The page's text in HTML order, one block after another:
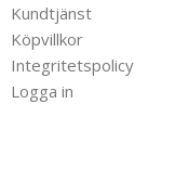
Kundtjänst
Köpvillkor
Integritetspolicy
Logga in